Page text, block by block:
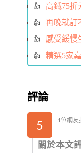
高鐵75折
再晚就訂
感受緩慢
精選5家
評論
5 1位網友
關於本文